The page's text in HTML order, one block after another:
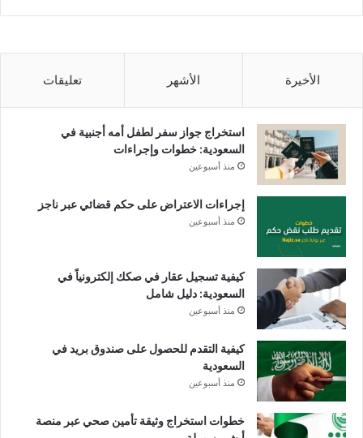
الأخيرة الأشهر تعليقات
استخراج جواز سفر لطفل أمه أجنبية في
السعودية: خطوات وإجراءات
منذ أسبوعين
إجراءات الاعتراض على حكم قضائي عبر ناجز
منذ أسبوعين
كيفية تسجيل عقار في صكك إلكترونياً في
السعودية: دليل شامل
منذ أسبوعين
كيفية التقدم للحصول على صندوق بريد في
السعودية
منذ أسبوعين
خطوات استخراج وثيقة تأمين صحي عبر منصة